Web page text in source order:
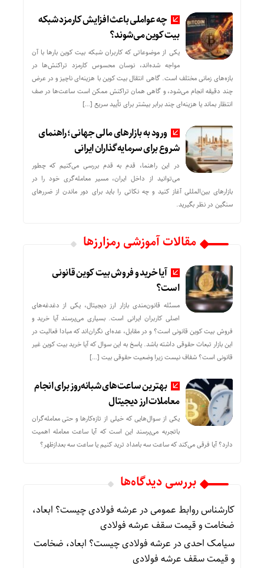
چه عواملی باعث افزایش کارمزد شبکه
بیت کوین می‌شوند؟
یکی از موضوعاتی که کاربران شبکه بیت کوین بارها با آن
مواجه شده‌اند، نوسان محسوس کارمزد تراکنش‌ها در
بازه‌های زمانی مختلف است. گاهی انتقال بیت کوین با هزینه‌ای ناچیز و در عرض
چند دقیقه انجام می‌شود، و گاهی همان تراکنش ممکن است ساعت‌ها در صف
انتظار بماند یا هزینه‌ای چند برابر بیشتر برای تأیید سریع […]
ورود به بازارهای مالی جهانی؛ راهنمای
شروع برای سرمایه‌گذاران ایرانی
در این راهنما، قدم به قدم بررسی می‌کنیم که چطور
می‌توانید از داخل ایران، مسیر معامله‌گری خود را در
بازارهای بین‌المللی آغاز کنید و چه نکاتی را باید برای دور ماندن از ضررهای
سنگین در نظر بگیرید.
مقالات آموزشی رمزارزها
آیا خرید و فروش بیت کوین قانونی
است؟
مسئله قانون‌مندی بازار ارز دیجیتال، یکی از دغدغه‌های
اصلی کاربران ایرانی است. بسیاری می‌پرسند آیا خرید و
فروش بیت کوین قانونی است؟ و در مقابل، عده‌ای نگران‌اند که مبادا فعالیت در
این بازار تبعات حقوقی داشته باشد. پاسخ به این سوال که آیا خرید بیت کوین غیر
قانونی است؟ شفاف نیست زیرا وضعیت حقوقی بیت‌ […]
بهترین ساعت‌های شبانه‌روز برای انجام
معاملات ارز دیجیتال
یکی از سوال‌هایی که خیلی از تازه‌کارها و حتی معامله‌گران
باتجربه می‌پرسند این است که آیا ساعت معامله اهمیت
دارد؟ آیا فرقی می‌کند که ساعت سه بامداد ترید کنیم یا ساعت سه بعدازظهر؟
بررسی دیدگاه‌ها
کارشناس روابط عمومیدر عرشه فولادی چیست؟ ابعاد،
ضخامت و قیمت سقف عرشه فولادی
سیامک احدیدر عرشه فولادی چیست؟ ابعاد، ضخامت
و قیمت سقف عرشه فولادی